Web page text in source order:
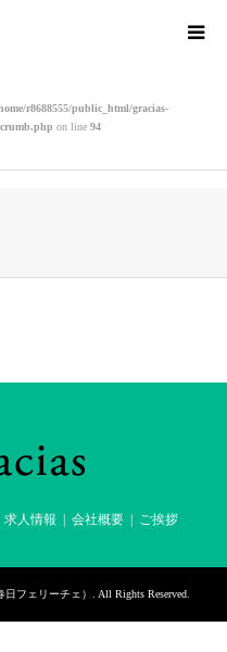
r8688555/public_html/gracias-
on line 94
求人情報 会社概要 ご挨拶
フェリーチェ） . All Rights Reserved.